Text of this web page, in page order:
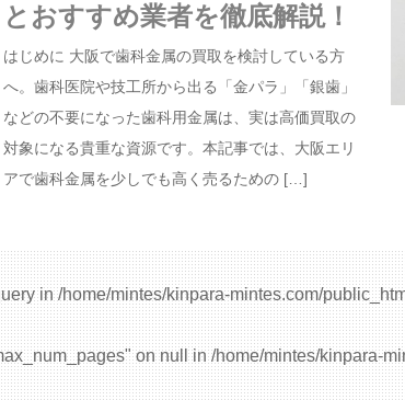
とおすすめ業者を徹底解説！
はじめに 大阪で歯科金属の買取を検討している方
へ。歯科医院や技工所から出る「金パラ」「銀歯」
などの不要になった歯科用金属は、実は高価買取の
対象になる貴重な資源です。本記事では、大阪エリ
アで歯科金属を少しでも高く売るための […]
in/home/mintes/kinpara-mintes.com/
on null in/home/mintes/kinpara-